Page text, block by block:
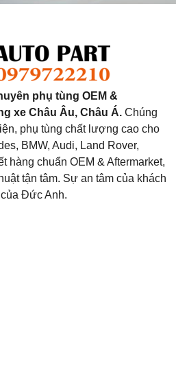
phụ tùng OEM &
xe Châu Âu, Châu Á. Chúng
phụ tùng chất lượng cao cho
BMW, Audi, Land Rover,
hàng chuẩn OEM & Aftermarket,
tận tâm. Sự an tâm của khách
Đức Anh.